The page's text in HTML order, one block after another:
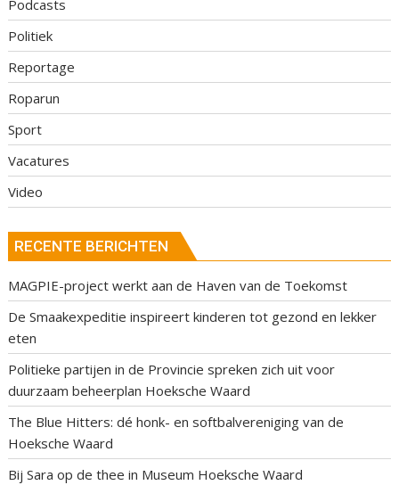
Podcasts
Politiek
Reportage
Roparun
Sport
Vacatures
Video
RECENTE BERICHTEN
MAGPIE-project werkt aan de Haven van de Toekomst
De Smaakexpeditie inspireert kinderen tot gezond en lekker
eten
Politieke partijen in de Provincie spreken zich uit voor
duurzaam beheerplan Hoeksche Waard
The Blue Hitters: dé honk- en softbalvereniging van de
Hoeksche Waard
Bij Sara op de thee in Museum Hoeksche Waard